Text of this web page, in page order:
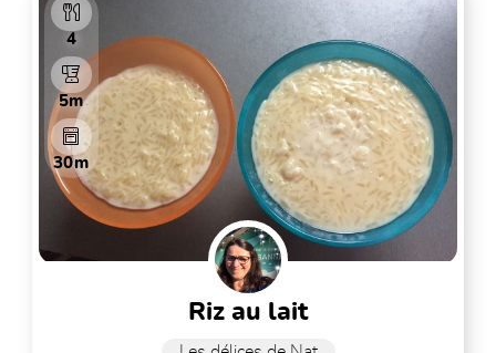
4
5m
30m
riz au lait